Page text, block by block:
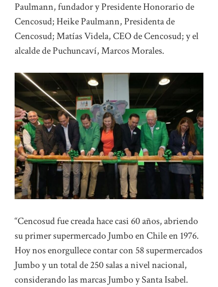
Paulmann, fundador y Presidente Honorario de
Cencosud; Heike Paulmann, Presidenta de
Cencosud; Matías Videla, CEO de Cencosud; y el
alcalde de Puchuncaví, Marcos Morales.
“Cencosud fue creada hace casi 60 años, abriendo
su primer supermercado Jumbo en Chile en 1976.
Hoy nos enorgullece contar con 58 supermercados
Jumbo y un total de 250 salas a nivel nacional,
considerando las marcas Jumbo y Santa Isabel.